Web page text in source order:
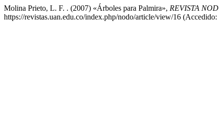
Molina Prieto, L. F. . (2007) «Árboles para Palmira», REVISTA
https://revistas.uan.edu.co/index.php/nodo/article/view/16 (Accedido: